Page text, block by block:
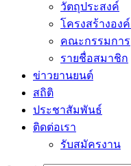
วัตถุประสงค์
โครงสร้างอง
คณะกรรมการ
รายชื่อสมาชิก
ข่าวยานยนต์
สถิติ
ประชาสัมพันธ์
ติดต่อเรา
รับสมัครงาน